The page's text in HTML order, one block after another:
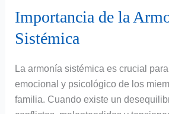
Importancia de la
Sistémica
La armonía sistémica es crucial
emocional y psicológico de los
familia. Cuando existe un